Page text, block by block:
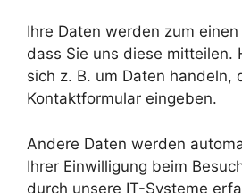
Ihre Daten werden zum
dass Sie uns diese mitteilen.
sich z. B. um Daten handeln,
Kontaktformular eingeben.
Andere Daten werden
Ihrer Einwilligung beim
durch unsere IT-Systeme